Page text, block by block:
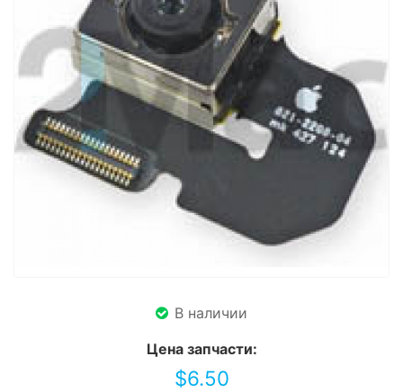
В наличии
Цена запчасти:
$6.50